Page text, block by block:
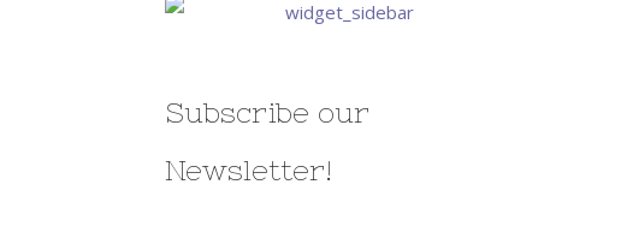
Subscribe our
Newsletter!